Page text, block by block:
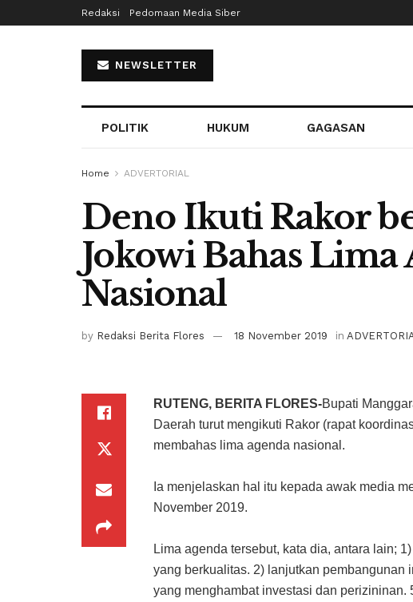
Redaksi Pedomaan Media Siber
NEWSLETTER
POLITIK HUKUM GAGASAN
Home ADVERTORIAL
Deno Ikuti Rakor
Jokowi Bahas Lima
Nasional
by Redaksi Berita Flores 18 November 2019 in
RUTENG, BERITA FLORES-Bupati
Daerah turut mengikuti Rakor (rapat
membahas lima agenda nasional.
Ia menjelaskan hal itu kepada awak media
November 2019.
Lima agenda tersebut, kata dia, antara lain;
yang berkualitas. 2) lanjutkan pembangunan
yang menghambat investasi dan perizininan.